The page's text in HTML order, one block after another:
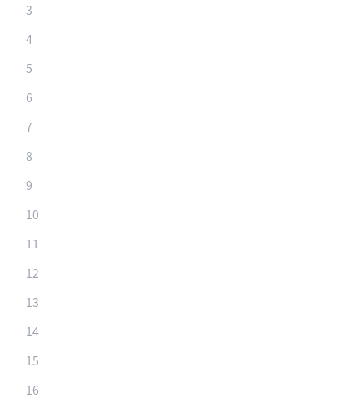
3
4
5
6
7
8
9
10
11
12
13
14
15
16